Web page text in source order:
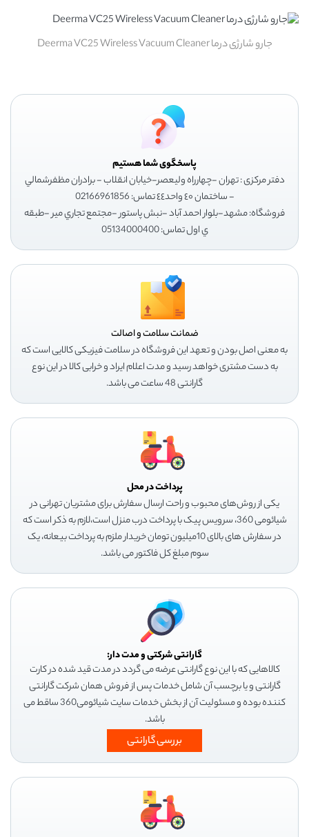
جارو شارژی درما Deerma VC25 Wireless Vacuum Cleaner
پاسخگوی شما هستیم
دفتر مرکزی : تهران -چهارراه وليعصر-خيابان انقلاب - برادران مظفرشمالي
- ساختمان ٤٠ واحد٤٤ تماس: 02166961856
فروشگاه: مشهد-بلوار احمد آباد -نبش پاستور -مجتمع تجاري مير -طبقه
ي اول تماس: 05134000400
ضمانت سلامت و اصالت
به معنی اصل بودن و تعهد این فروشگاه در سلامت فیزیکی کالایی است که
به دست مشتری خواهد رسید و مدت اعلام ایراد و خرابی کالا در این نوع
گارانتی 48 ساعت می باشد.
پرداخت در محل
یکی از روش‌های محبوب و راحت ارسال سفارش برای مشتریان تهرانی در
شیائومی 360، سرویس پیک با پرداخت درب منزل است،لازم به ذکر است که
در سفارش های بالای 10میلیون تومان خریدار ملزم به پرداخت بیعانه، یک
سوم مبلغ کل فاکتور می باشد.
گارانتی شرکتی و مدت دار:
کالاهایی که با این نوع گارانتی عرضه می گردد در مدت قید شده در کارت
گارانتی و یا برچسب آن شامل خدمات پس از فروش همان شرکت گارانتی
کننده بوده و مسئولیت آن از بخش خدمات سایت شیائومی360 ساقط می
باشد.
بررسی گارانتی